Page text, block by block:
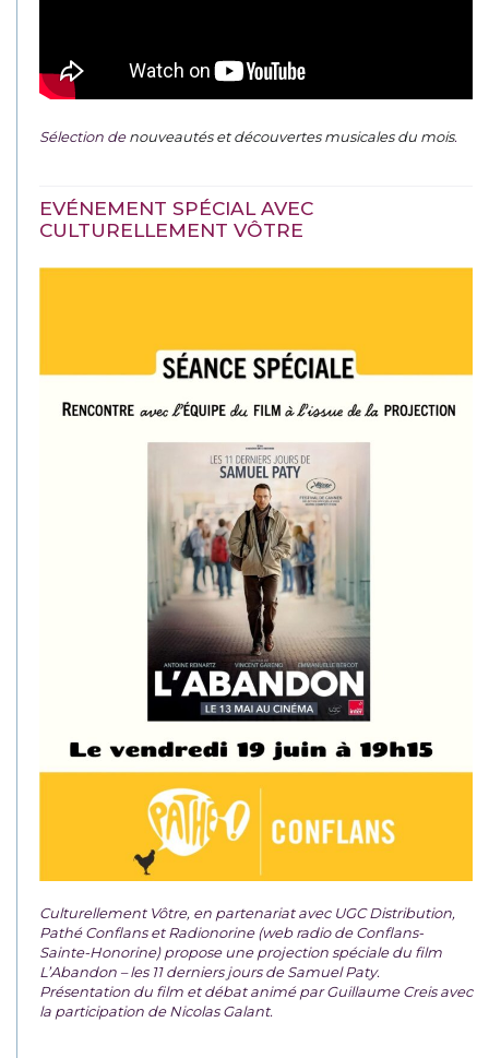
Sélection denouveautés et découvertes musicales du mois.
EVÉNEMENT SPÉCIAL AVEC
CULTURELLEMENT VÔTRE
Culturellement Vôtre, en partenariat avec UGC Distribution,
Pathé Conflans et Radionorine (web radio de Conflans-
Sainte-Honorine) propose une projection spéciale du film
L’Abandon – les 11 derniers jours de Samuel Paty.
Présentation du film et débat animé par Guillaume Creis avec
la participation de Nicolas Galant.